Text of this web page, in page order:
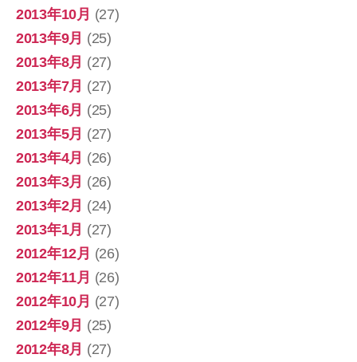
2013年10月 (27)
2013年9月 (25)
2013年8月 (27)
2013年7月 (27)
2013年6月 (25)
2013年5月 (27)
2013年4月 (26)
2013年3月 (26)
2013年2月 (24)
2013年1月 (27)
2012年12月 (26)
2012年11月 (26)
2012年10月 (27)
2012年9月 (25)
2012年8月 (27)